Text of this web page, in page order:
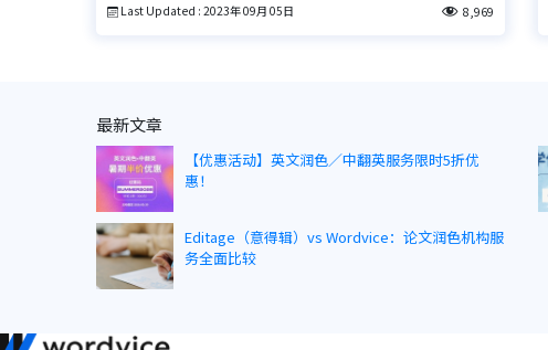
Last Updated : 2023年 09月 05日 8,969
最新文章
【优惠活动】英文润色／中翻英服务限时5折优
惠！
Editage（意得辑）vs Wordvice：论文润色机构服
务全面比较